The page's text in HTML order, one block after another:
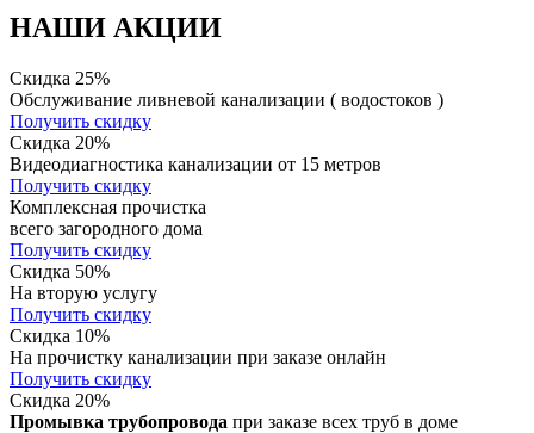
НАШИ АКЦИИ
Скидка 25%
Обслуживание ливневой канализации ( водостоков )
Получить скидку
Скидка 20%
Видеодиагностика канализации от 15 метров
Получить скидку
Комплексная прочистка
всего загородного дома
Получить скидку
Скидка 50%
На вторую услугу
Получить скидку
Скидка 10%
На прочистку канализации при заказе онлайн
Получить скидку
Скидка 20%
Промывка трубопровода при заказе всех труб в доме